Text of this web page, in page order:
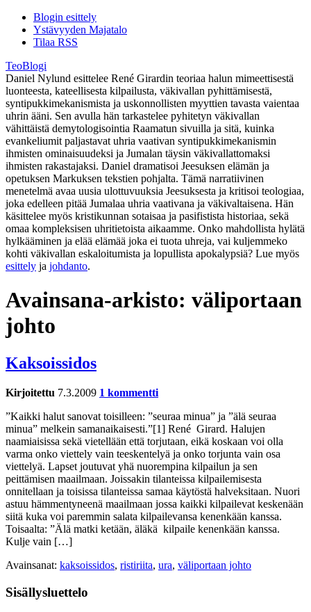
Blogin esittely
Ystävyyden Majatalo
Tilaa RSS
TeoBlogi
Daniel Nylund esittelee René Girardin teoriaa halun mimeettisestä
luonteesta, kateellisesta kilpailusta, väkivallan pyhittämisestä,
syntipukkimekanismista ja uskonnollisten myyttien tavasta vaientaa
uhrin ääni. Sen avulla hän tarkastelee pyhitetyn väkivallan
vähittäistä demytologisointia Raamatun sivuilla ja sitä, kuinka
evankeliumit paljastavat uhria vaativan syntipukkimekanismin
ihmisten ominaisuudeksi ja Jumalan täysin väkivallattomaksi
ihmisten rakastajaksi. Daniel dramatisoi Jeesuksen elämän ja
opetuksen Markuksen tekstien pohjalta. Tämä narratiivinen
menetelmä avaa uusia ulottuvuuksia Jeesuksesta ja kritisoi teologiaa,
joka edelleen pitää Jumalaa uhria vaativana ja väkivaltaisena. Hän
käsittelee myös kristikunnan sotaisaa ja pasifistista historiaa, sekä
omaa kompleksisen uhritietoista aikaamme. Onko mahdollista hylätä
hylkääminen ja elää elämää joka ei tuota uhreja, vai kuljemmeko
kohti väkivallan eskaloitumista ja lopullista apokalypsiä? Lue myös
esittely ja johdanto.
Avainsana-arkisto: väliportaan
johto
Kaksoissidos
Kirjoitettu 7.3.2009 1 kommentti
”Kaikki halut sanovat toisilleen: ”seuraa minua” ja ”älä seuraa
minua” melkein samanaikaisesti.”[1] René Girard. Halujen
naamiaisissa sekä vietellään että torjutaan, eikä koskaan voi olla
varma onko viettely vain teeskentelyä ja onko torjunta vain osa
viettelyä. Lapset joutuvat yhä nuorempina kilpailun ja sen
peittämisen maailmaan. Joissakin tilanteissa kilpailemisesta
onnitellaan ja toisissa tilanteissa samaa käytöstä halveksitaan. Nuori
astuu hämmentyneenä maailmaan jossa kaikki kilpailevat keskenään
siitä kuka voi paremmin salata kilpailevansa kenenkään kanssa.
Toisaalta: ”Älä matki ketään, äläkä kilpaile kenenkään kanssa.
Kulje vain […]
Avainsanat: kaksoissidos, ristiriita, ura, väliportaan johto
Sisällysluettelo